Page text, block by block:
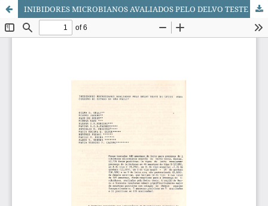
INIBIDORES MICROBIANOS AVALIADOS PELO DELVO TESTE NO LEITE PARA CONSUMO NO ESTADO DE SÃO PAULO*